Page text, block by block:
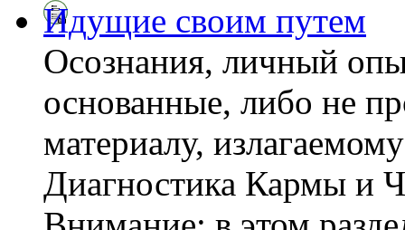
Идущие своим путем
Осознания, личный
основанные, либо не
материалу,
Диагностика Кармы и